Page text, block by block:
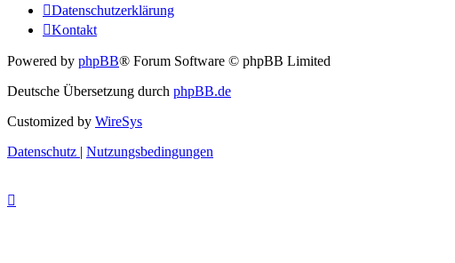
Datenschutzerklärung
Kontakt
Powered by phpBB® Forum Software © phpBB Limited
Deutsche Übersetzung durch phpBB.de
Customized by WireSys
Datenschutz | Nutzungsbedingungen